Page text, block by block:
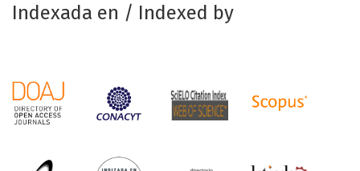
Indexada en / Indexed by